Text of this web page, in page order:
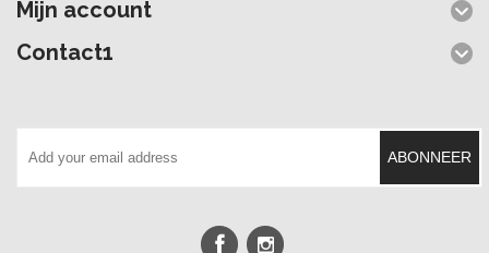
Mijn account
Contact1
ABONNEER